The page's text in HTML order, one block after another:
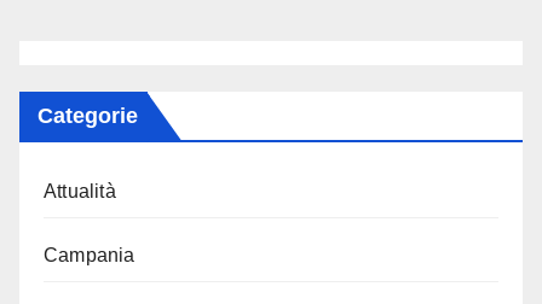
Categorie
Attualità
Campania